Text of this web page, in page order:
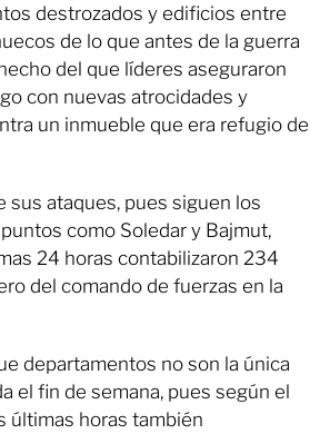
destrozados y edificios entre
de lo que antes de la guerra
del que líderes aseguraron
con nuevas atrocidades y
un inmueble que era refugio de
sus ataques, pues siguen los
como Soledar y Bajmut,
24 horas contabilizaron 234
del comando de fuerzas en la
departamentos no son la única
el fin de semana, pues según el
últimas horas también